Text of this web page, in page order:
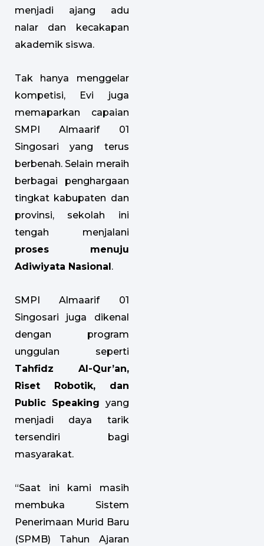
menjadi ajang adu
nalar dan kecakapan
akademik siswa.
Tak hanya menggelar
kompetisi, Evi juga
memaparkan capaian
SMPI Almaarif 01
Singosari yang terus
berbenah. Selain meraih
berbagai penghargaan
tingkat kabupaten dan
provinsi, sekolah ini
tengah menjalani
proses menuju
Adiwiyata Nasional .
SMPI Almaarif 01
Singosari juga dikenal
dengan program
unggulan seperti
Tahfidz Al-Qur’an,
Riset Robotik, dan
Public Speaking yang
menjadi daya tarik
tersendiri bagi
masyarakat.
“Saat ini kami masih
membuka Sistem
Penerimaan Murid Baru
(SPMB) Tahun Ajaran